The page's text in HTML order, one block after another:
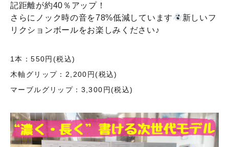
記距離が約40％アップ！
さらにノック時の音を78%低減しています
新しいフ
リクションボールをお楽しみください♪
1本：550円(税込)
木軸グリップ：2,200円(税込)
マーブルグリップ：3,300円(税込)